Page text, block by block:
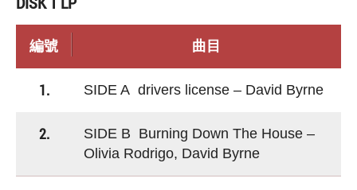
編號 曲目
1. SIDE A ⁠drivers license – David Byrne
2.
SIDE B ⁠Burning Down The House –
Olivia Rodrigo, David Byrne